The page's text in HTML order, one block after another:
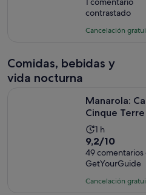
de
la
actividad
9 horas
sobre
10
con
contrastado
Cancelación
Comidas, bebidas y
vida nocturna
Manarola:
Cinque Terre
La
duración
de
la
actividad
1 h
9.2
sobre
10
con
9,2/10
49 comentarios
GetYourGuide
Cancelación